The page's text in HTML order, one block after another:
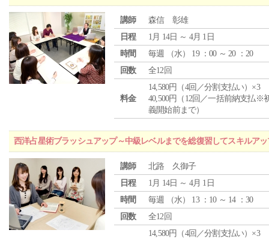
講師
森信 彰雄
日程
1月 14日 ～ 4月 1日
時間
毎週 （水） 19 ：00 ～ 20 ：20
回数
全12回
料金
14,580円（4回／分割支払い）×3
40,500円（12回／一括前納支払※
義開始前まで）
西洋占星術ブラッシュアップ～中級レベルまでを総復習してスキルア
講師
北路 久御子
日程
1月 14日 ～ 4月 1日
時間
毎週 （水） 13 ：10 ～ 14 ：30
回数
全12回
14,580円（4回／分割支払い）×3